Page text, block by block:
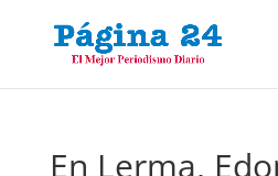
En Lerma,